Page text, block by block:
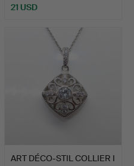
21 USD
ART DÉCO-STIL COLLIER I